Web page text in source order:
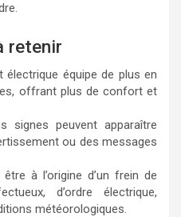
retenir
équipe de plus en
offrant plus de confort et
signes peuvent apparaître
ou des messages
à l’origine d’un frein de
d’ordre électrique,
météorologiques.